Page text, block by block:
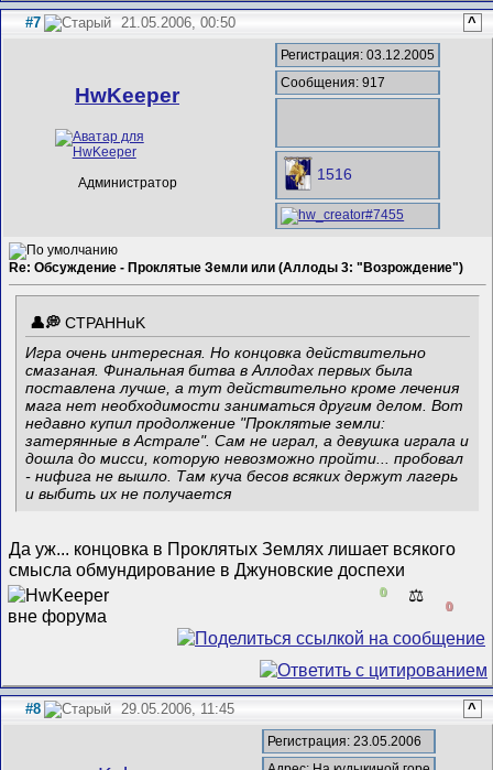
#7 21.05.2006, 00:50 ^
HwKeeper
Администратор
Регистрация: 03.12.2005
Сообщения: 917
1516
Re: Обсуждение - Проклятые Земли или (Аллоды 3: "Возрождение")
CTPAHHuK
Игра очень интересная. Но концовка действительно
смазаная. Финальная битва в Аллодах первых была
поставлена лучше, а тут действительно кроме лечения
мага нет необходимости заниматься другим делом. Вот
недавно купил продолжение "Проклятые земли:
затерянные в Астрале". Сам не играл, а девушка играла и
дошла до мисси, которую невозможно пройти... пробовал
- нифига не вышло. Там куча бесов всяких держут лагерь
и выбить их не получается
Да уж... концовка в Проклятых Землях лишает всякого
смысла обмундирование в Джуновские доспехи
0 ⚖️
0
#8 29.05.2006, 11:45 ^
Регистрация: 23.05.2006